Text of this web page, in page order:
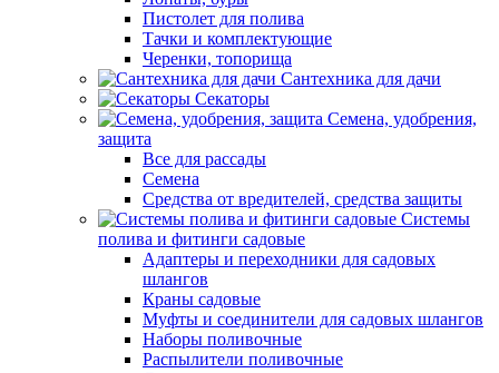
Пистолет для полива
Тачки и комплектующие
Черенки, топорища
Сантехника для дачи
Секаторы
Семена, удобрения,
защита
Все для рассады
Семена
Средства от вредителей, средства защиты
Системы
полива и фитинги садовые
Адаптеры и переходники для садовых
шлангов
Краны садовые
Муфты и соединители для садовых шлангов
Наборы поливочные
Распылители поливочные